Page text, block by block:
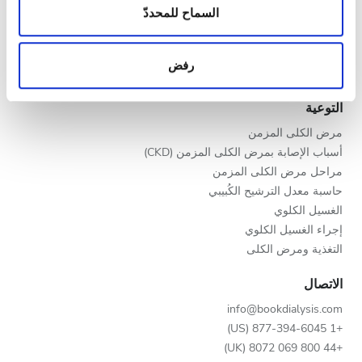
المعلومات حول استخدامك لموقعنا مع شركائنا من الشبكات
إضافة هذه المعلومات إلى معلومات أخرى تقدمها لهم أو
معلومات أخرى يحصلون عليها من استخدامك لخدماتهم.
السماح للمحددّ
رفض
الليل
التقييم
جيد
جيد جدًا
ممتاز
سجّل عيادتك
التوعية
مرض الكلى المزمن
أسباب الإصابة بمرض الكلى المزمن (CKD)
مراحل مرض الكلى المزمن
حاسبة معدل الترشيح الكُبيبي
الغسيل الكلوي
إجراء الغسيل الكلوي
التغذية ومرض الكلى
الاتصال
info@bookdialysis.com
+1 877-394-6045 (US)
+44 800 069 8072 (UK)